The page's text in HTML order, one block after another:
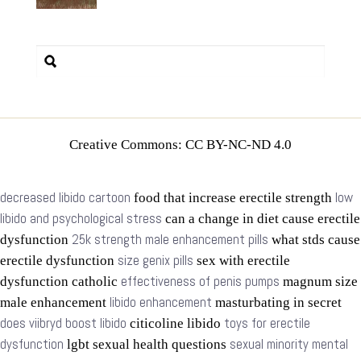
Creative Commons: CC BY-NC-ND 4.0
decreased libido cartoon food that increase erectile strength low
libido and psychological stress can a change in diet cause erectile
dysfunction 25k strength male enhancement pills what stds cause
erectile dysfunction size genix pills sex with erectile
dysfunction catholic effectiveness of penis pumps magnum size
male enhancement libido enhancement masturbating in secret
does viibryd boost libido citicoline libido toys for erectile
dysfunction lgbt sexual health questions sexual minority mental